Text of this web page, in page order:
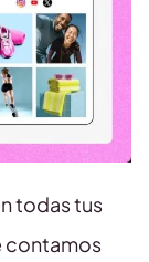
todas tus
contamos